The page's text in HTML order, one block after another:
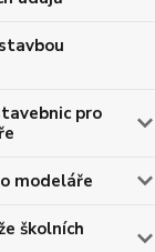
pro
modeláře
školních